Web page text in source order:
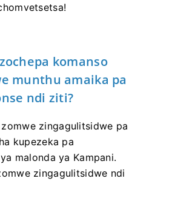
komanso
munthu amaika pa
ndi ziti?
zingagulitsidwe pa
kupezeka pa
malonda ya Kampani.
zingagulitsidwe ndi